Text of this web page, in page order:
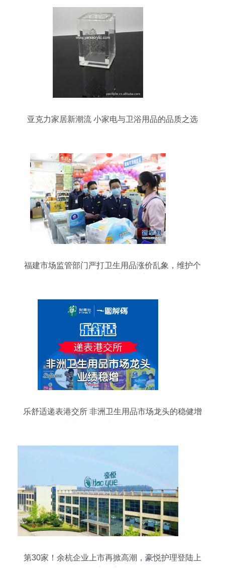
亚克力家居新潮流 小家电与卫浴用品的品质之选
福建市场监管部门严打卫生用品涨价乱象，维护个
乐舒适递表港交所 非洲卫生用品市场龙头的稳健增
第30家！余杭企业上市再掀高潮，豪悦护理登陆上